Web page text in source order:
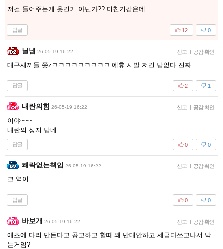
저걸 들어주는게 웃긴거 아닌가?? 미친거같은데
답글 0
12
닐냄 26-05-19 16:22 신고 | 공감 확인
대구새끼들 쯧zㅋㅋㅋㅋㅋㅋㅋㅋㅋ 에휴 시발 저긴 답없다 진짜
답글 1
2
내란의힘 26-05-19 16:22 신고 | 공감 확인
이야~~~
내란의 성지 답네
답글 0
0
쾌락없는책임 26-05-19 16:22 신고 | 공감 확인
크 역이
답글 0
0
바보개 26-05-19 16:22 신고 | 공감 확인
애초에 다리 만든다고 공고하고 할때 왜 반대안하고 세금다쓰고나서 막
는거임?